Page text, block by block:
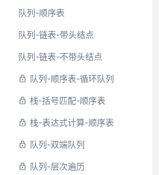
队列-顺序表
队列-链表-带头结点
队列-链表-不带头结点
队列-顺序表-循环队列
栈-括号匹配-顺序表
栈-表达式计算-顺序表
队列-双端队列
队列-层次遍历